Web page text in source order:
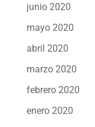
junio 2020
mayo 2020
abril 2020
marzo 2020
febrero 2020
enero 2020